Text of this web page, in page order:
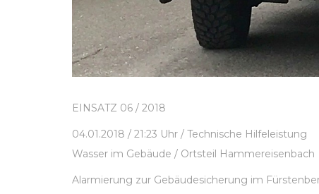
EINSATZ 06 / 2018
04.01.2018 / 21:23 Uhr / Technische Hilfeleistung
Wasser im Gebäude / Ortsteil Hammereisenbach
Alarmierung zur Gebäudesicherung im